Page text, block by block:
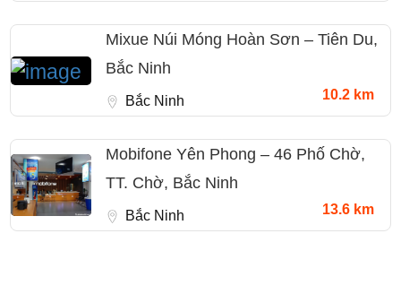
Mixue Núi Móng Hoàn Sơn – Tiên Du,
Bắc Ninh
Bắc Ninh 10.2 km
Mobifone Yên Phong – 46 Phố Chờ,
TT. Chờ, Bắc Ninh
Bắc Ninh 13.6 km